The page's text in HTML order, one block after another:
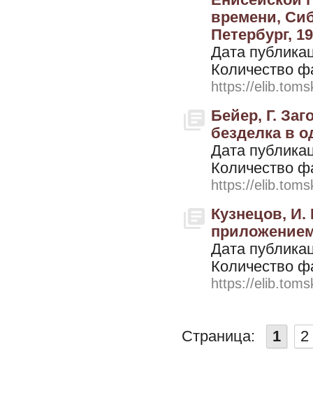
времени,
Петербург,
Дата
Количество
https://
Бейер, Г.
безделка в
Дата
Количество
https://
Кузнецов, И.
Дата
Количество
https://
Страница: 1 2